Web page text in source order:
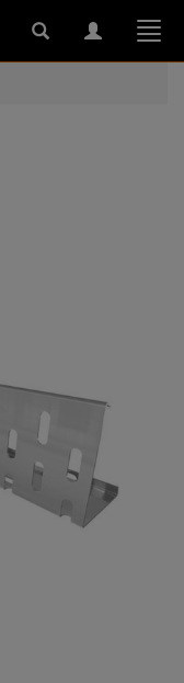
Toggle
Toggle